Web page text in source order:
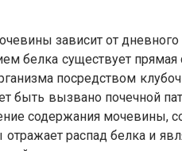
зависит от дневного
белка существует прямая
посредством
вызвано почечной
содержания мочевины,
распад белка и